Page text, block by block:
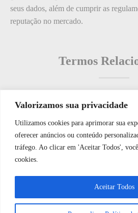
Valorizamos sua privacidade
Utilizamos cookies para aprimorar sua
oferecer anúncios ou conteúdo
tráfego. Ao clicar em 'Aceitar Todos',
cookies.
Aceitar Todos
seus dados, além de cumprir as
reputação no mercado.
Termos
Termos populares
O que é: Nuvem de Segurança
O que é: Segurança Física
O que é: Rede de Sensores
O que é: ferramentas de jardinagem
WhatsApp JF Tech
Vamos conversar e
podemos ajudá-lo hoje?